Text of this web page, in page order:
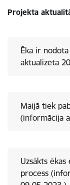
Projekta
Ēka ir
aktualizēta
Maijā tiek
(informācija
Uzsākts ēkas
process